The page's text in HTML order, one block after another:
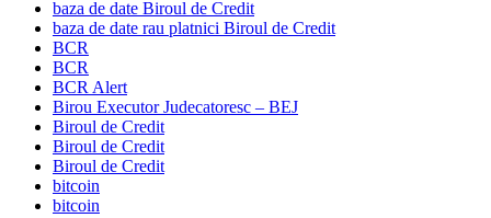
baza de date Biroul de Credit
baza de date rau platnici Biroul de Credit
BCR
BCR
BCR Alert
Birou Executor Judecatoresc – BEJ
Biroul de Credit
Biroul de Credit
Biroul de Credit
bitcoin
bitcoin